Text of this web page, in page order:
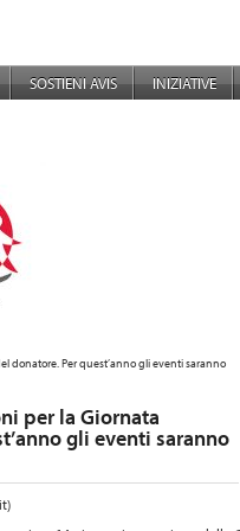
SOSTIENI AVIS INIZIATIVE
donatore. Per quest’anno gli eventi saranno
per la Giornata
gli eventi saranno